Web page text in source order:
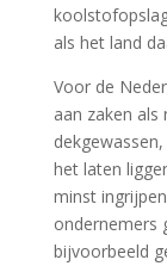
als het land
Voor de
aan zaken als
het laten
minst
ondernemers
bijvoorbeeld